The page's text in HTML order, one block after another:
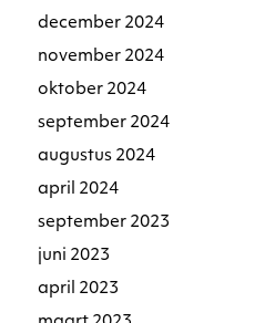
december 2024
november 2024
oktober 2024
september 2024
augustus 2024
april 2024
september 2023
juni 2023
april 2023